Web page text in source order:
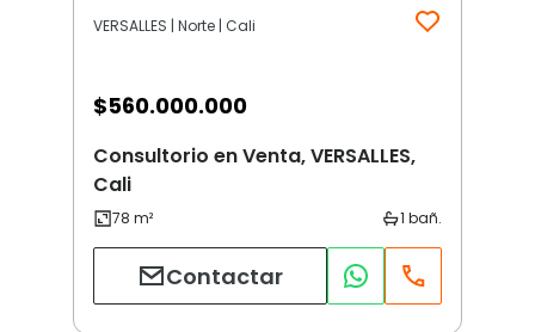
VERSALLES | Norte | Cali
$560.000.000
Consultorio en Venta, VERSALLES,
Cali
Contactar